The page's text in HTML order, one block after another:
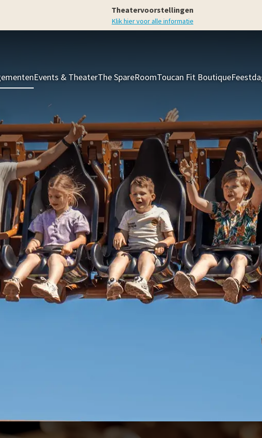
Theatervoorstellingen
Klik hier voor alle informatie
Events & TheaterThe SpareRoomToucan Fit Boutique